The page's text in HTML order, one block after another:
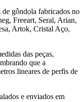
gôndola fabricados no
Freeart, Seral, Arian,
Artok, Cristal Aço,
das peças,
que a
lineares de perfis de
e enviados em